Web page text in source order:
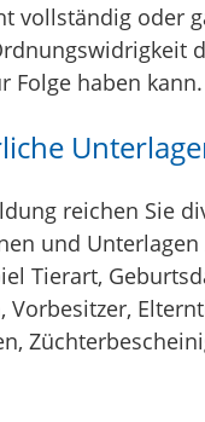
vollständig oder
Folge haben kann.
reichen Sie
und Unterlagen
Tierart,
Vorbesitzer,